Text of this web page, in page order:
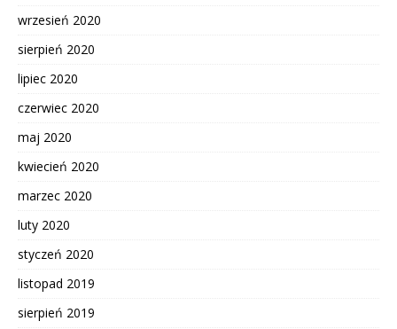
wrzesień 2020
sierpień 2020
lipiec 2020
czerwiec 2020
maj 2020
kwiecień 2020
marzec 2020
luty 2020
styczeń 2020
listopad 2019
sierpień 2019